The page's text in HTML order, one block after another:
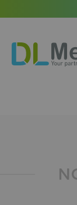
DL
Medical